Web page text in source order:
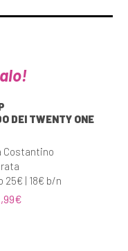
DEI TWENTY ONE
Costantino
25€ | 18€ b/n